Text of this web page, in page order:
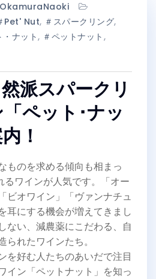
OkamuraNaoki
Pet' Nut, ＃スパークリング,
・ナット, ＃ペットナット ,
派スパークリ
ペット･ナッ
！
ものを求める傾向も相まっ
るワインが人気です。「オー
ビオワイン」「ヴァンナチュ
耳にする機会が増えてきまし
ない、減農薬にこだわる、自
れたワインたち。
を好む人たちのあいだで注目
イン「ペットナット」を知っ